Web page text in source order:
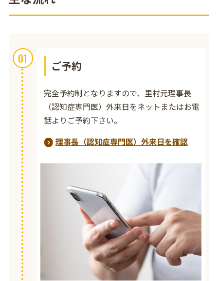
01
ご予約
完全予約制となりますので、里村元理事長
（認知症専門医）外来日をネットまたはお電
話よりご予約下さい。
理事長（認知症専門医）外来日を確認